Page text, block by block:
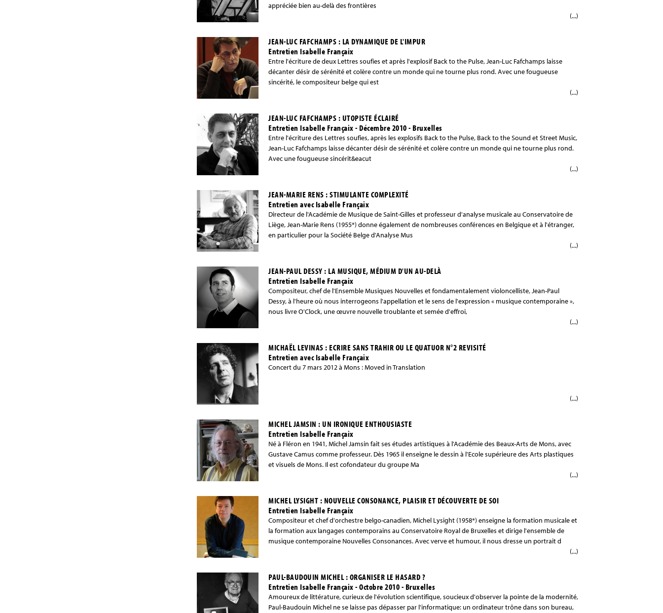
appréciée bien au-delà des frontières
(...)
JEAN-LUC FAFCHAMPS : LA DYNAMIQUE DE L'IMPUR
Entretien Isabelle Françaix
Entre l'écriture de deux Lettres soufies et après l'explosif Back to the Pulse, Jean-Luc Fafchamps laisse
décanter désir de sérénité et colère contre un monde qui ne tourne plus rond. Avec une fougueuse
sincérité, le compositeur belge qui est
(...)
JEAN-LUC FAFCHAMPS : UTOPISTE ÉCLAIRÉ
Entretien Isabelle Françaix - Décembre 2010 - Bruxelles
Entre l'écriture des Lettres soufies, après les explosifs Back to the Pulse, Back to the Sound et Street Music,
Jean-Luc Fafchamps laisse décanter désir de sérénité et colère contre un monde qui ne tourne plus rond.
Avec une fougueuse sincérit&eacut
(...)
JEAN-MARIE RENS : STIMULANTE COMPLEXITÉ
Entretien avec Isabelle Françaix
Directeur de l'Académie de Musique de Saint-Gilles et professeur d'analyse musicale au Conservatoire de
Liège, Jean-Marie Rens (1955*) donne également de nombreuses conférences en Belgique et à l'étranger,
en particulier pour la Société Belge d'Analyse Mus
(...)
JEAN-PAUL DESSY : LA MUSIQUE, MÉDIUM D'UN AU-DELÀ
Entretien Isabelle Françaix
Compositeur, chef de l'Ensemble Musiques Nouvelles et fondamentalement violoncelliste, Jean-Paul
Dessy, à l'heure où nous interrogeons l'appellation et le sens de l'expression « musique contemporaine »,
nous livre O'Clock, une œuvre nouvelle troublante et semée d'effroi,
(...)
MICHAËL LEVINAS : ECRIRE SANS TRAHIR OU LE QUATUOR N°2 REVISITÉ
Entretien avec Isabelle Françaix
Concert du 7 mars 2012 à Mons : Moved in Translation
(...)
MICHEL JAMSIN : UN IRONIQUE ENTHOUSIASTE
Entretien Isabelle Françaix
Né à Fléron en 1941, Michel Jamsin fait ses études artistiques à l'Académie des Beaux-Arts de Mons, avec
Gustave Camus comme professeur. Dès 1965 il enseigne le dessin à l'Ecole supérieure des Arts plastiques
et visuels de Mons. Il est cofondateur du groupe Ma
(...)
MICHEL LYSIGHT : NOUVELLE CONSONANCE, PLAISIR ET DÉCOUVERTE DE SOI
Entretien Isabelle Françaix
Compositeur et chef d'orchestre belgo-canadien, Michel Lysight (1958*) enseigne la formation musicale et
la formation aux langages contemporains au Conservatoire Royal de Bruxelles et dirige l'ensemble de
musique contemporaine Nouvelles Consonances. Avec verve et humour, il nous dresse un portrait d
(...)
PAUL-BAUDOUIN MICHEL : ORGANISER LE HASARD ?
Entretien Isabelle Françaix - Octobre 2010 - Bruxelles
Amoureux de littérature, curieux de l'évolution scientifique, soucieux d'observer la pointe de la modernité,
Paul-Baudouin Michel ne se laisse pas dépasser par l'informatique: un ordinateur trône dans son bureau,